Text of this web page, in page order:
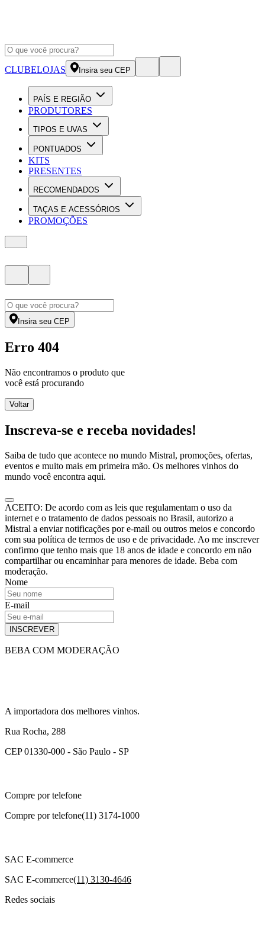
CLUBELOJAS Insira seu CEP
PAÍS E REGIÃO
PRODUTORES
TIPOS E UVAS
PONTUADOS
KITS
PRESENTES
RECOMENDADOS
TAÇAS E ACESSÓRIOS
PROMOÇÕES
Insira seu CEP
Erro 404
Não encontramos o produto que
você está procurando
Voltar
Inscreva-se e receba novidades!
Saiba de tudo que acontece no mundo Mistral, promoções, ofertas,
eventos e muito mais em primeira mão. Os melhores vinhos do
mundo você encontra aqui.
ACEITO: De acordo com as leis que regulamentam o uso da
internet e o tratamento de dados pessoais no Brasil, autorizo a
Mistral a enviar notificações por e-mail ou outros meios e concordo
com sua política de termos de uso e de privacidade. Ao me inscrever
confirmo que tenho mais que 18 anos de idade e concordo em não
compartilhar ou encaminhar para menores de idade. Beba com
moderação.
Nome
E-mail
INSCREVER
BEBA COM MODERAÇÃO
A importadora dos melhores vinhos.
Rua Rocha, 288
CEP 01330-000 - São Paulo - SP
Compre por telefone
Compre por telefone(11) 3174-1000
SAC E-commerce
SAC E-commerce(11) 3130-4646
Redes sociais